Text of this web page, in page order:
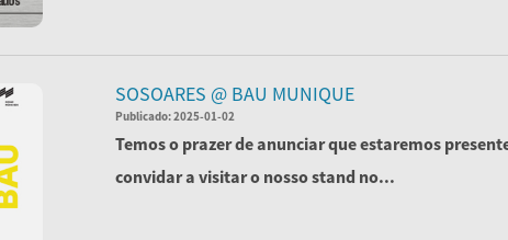
SOSOARES @ BAU MUNIQUE
Publicado:2025-01-02
Temos o prazer de anunciar que estaremos
convidar a visitar o nosso stand no...